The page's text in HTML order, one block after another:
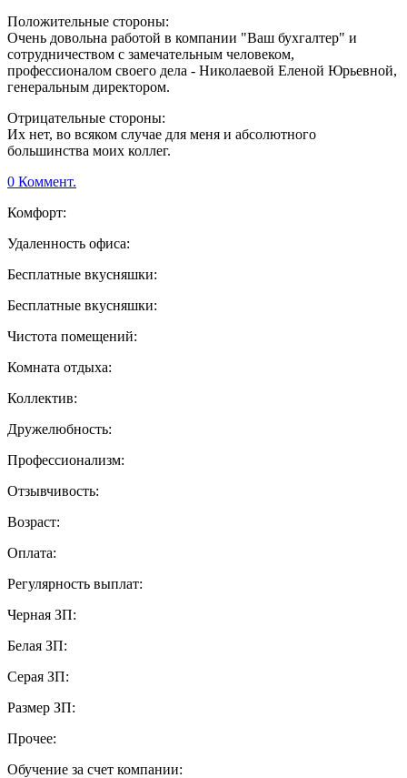
Положительные стороны:
Очень довольна работой в компании "Ваш бухгалтер" и
сотрудничеством с замечательным человеком,
профессионалом своего дела - Николаевой Еленой Юрьевной,
генеральным директором.
Отрицательные стороны:
Их нет, во всяком случае для меня и абсолютного
большинства моих коллег.
0 Коммент.
Комфорт:
Удаленность офиса:
Бесплатные вкусняшки:
Бесплатные вкусняшки:
Чистота помещений:
Комната отдыха:
Коллектив:
Дружелюбность:
Профессионализм:
Отзывчивость:
Возраст:
Оплата:
Регулярность выплат:
Черная ЗП:
Белая ЗП:
Серая ЗП:
Размер ЗП:
Прочее:
Обучение за счет компании: